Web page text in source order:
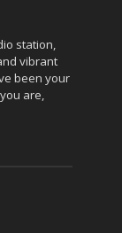
station,
vibrant
been your
are,